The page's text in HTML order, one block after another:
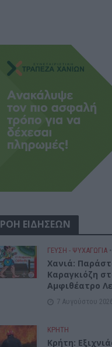
ΡΟΗ ΕΙΔΗΣΕΩΝ
ΓΕΎΣΗ - ΨΥΧΑΓΩΓΊΑ •
Xανιά:
Καραγκιόζη
Αμφιθέατρο
7 Αυγούστου
ΚΡΗΤΗ
Κρήτη: